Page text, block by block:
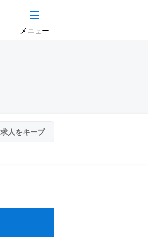
メニュー
求人をキープ